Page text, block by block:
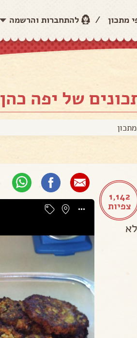
מתכון / להתחברות והרשמה
של יפה כהן
1,142
צפיות